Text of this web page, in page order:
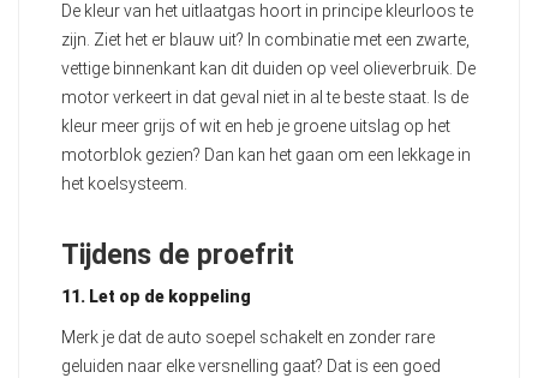
De kleur van het uitlaatgas hoort in principe kleurloos te
zijn. Ziet het er blauw uit? In combinatie met een zwarte,
vettige binnenkant kan dit duiden op veel olieverbruik. De
motor verkeert in dat geval niet in al te beste staat. Is de
kleur meer grijs of wit en heb je groene uitslag op het
motorblok gezien? Dan kan het gaan om een lekkage in
het koelsysteem.
Tijdens de proefrit
11. Let op de koppeling
Merk je dat de auto soepel schakelt en zonder rare
geluiden naar elke versnelling gaat? Dat is een goed